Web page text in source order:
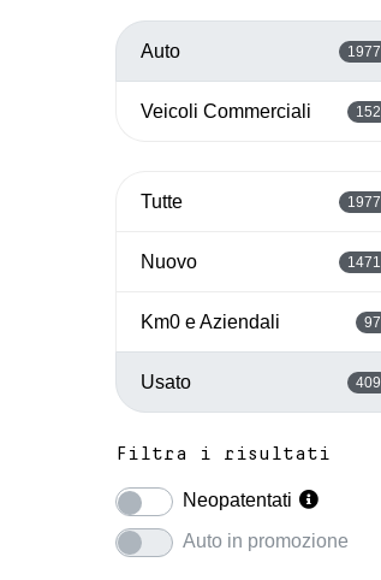
Auto 1977
Veicoli Commerciali 152
Tutte 1977
Nuovo 1471
Km0 e Aziendali 97
Usato 409
Filtra i risultati
Neopatentati
Auto in promozione